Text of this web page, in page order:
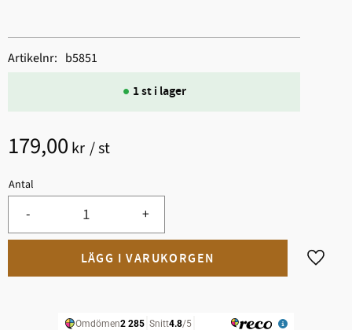
179,00 kr /st
Antal
+
-
Lägg
1 st i lager
Artikelnr b5851